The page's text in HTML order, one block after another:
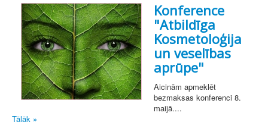
Konference
"Atbildīga
Kosmetoloģija
un veselības
aprūpe"
Aicinām apmeklēt
bezmaksas konferenci 8.
maijā....
Tālāk »